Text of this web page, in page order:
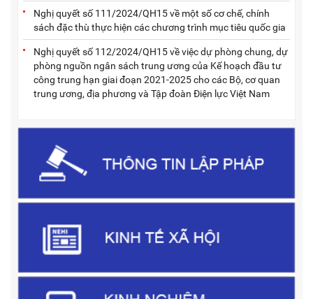
Nghị quyết số 111/2024/QH15 về một số cơ chế, chính
sách đặc thù thực hiện các chương trình mục tiêu quốc gia
Nghị quyết số 112/2024/QH15 về việc dự phòng chung, dự
phòng nguồn ngân sách trung ương của Kế hoạch đầu tư
công trung hạn giai đoạn 2021-2025 cho các Bộ, cơ quan
trung ương, địa phương và Tập đoàn Điện lực Việt Nam